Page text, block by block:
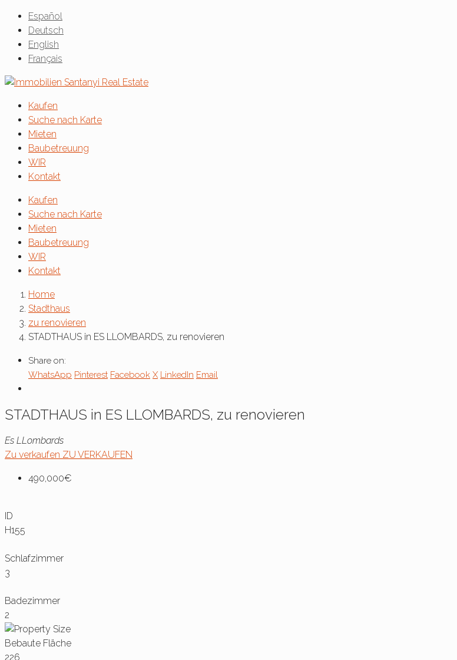
Español
Deutsch
English
Français
Kaufen
Suche nach Karte
Mieten
Baubetreuung
WIR
Kontakt
Kaufen
Suche nach Karte
Mieten
Baubetreuung
WIR
Kontakt
Home
Stadthaus
zu renovieren
STADTHAUS in ES LLOMBARDS, zu renovieren
Share on:
WhatsApp Pinterest Facebook X LinkedIn Email
STADTHAUS in ES LLOMBARDS, zu renovieren
Es LLombards
Zu verkaufen ZU VERKAUFEN
490,000€
ID
H155
Schlafzimmer
3
Badezimmer
2
Bebaute Fläche
226